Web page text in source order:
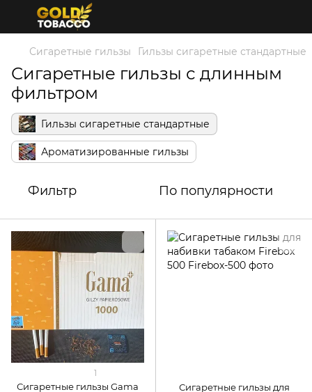
Сигаретные гильзы Гильзы сигаретные стандартные
Сигаретные гильзы с длинным
фильтром
Гильзы сигаретные стандартные
Ароматизированные гильзы
Фильтр По популярности
1
Сигаретные гильзы Gama
Сигаретные гильзы для